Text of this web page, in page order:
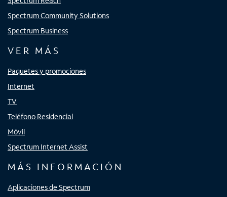
Spectrum Community Solutions
Spectrum Business
VER MÁS
Paquetes y promociones
Internet
TV
Teléfono Residencial
Móvil
Spectrum Internet Assist
MÁS INFORMACIÓN
Aplicaciones de Spectrum